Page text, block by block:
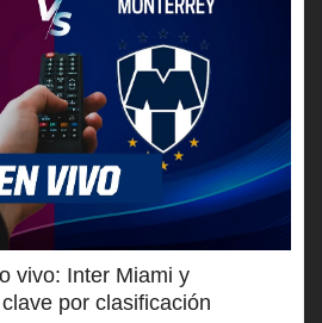
vivo: Inter Miami y
por clasificación